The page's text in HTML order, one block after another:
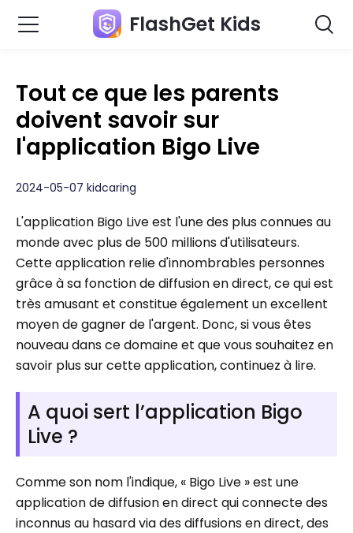
FlashGet Kids
Tout ce que les parents
doivent savoir sur
l'application Bigo Live
2024-05-07 kidcaring
L'application Bigo Live est l'une des plus connues au
monde avec plus de 500 millions d'utilisateurs.
Cette application relie d'innombrables personnes
grâce à sa fonction de diffusion en direct, ce qui est
très amusant et constitue également un excellent
moyen de gagner de l'argent. Donc, si vous êtes
nouveau dans ce domaine et que vous souhaitez en
savoir plus sur cette application, continuez à lire.
A quoi sert l’application Bigo
Live ?
Comme son nom l'indique, « Bigo Live » est une
application de diffusion en direct qui connecte des
inconnus au hasard via des diffusions en direct, des